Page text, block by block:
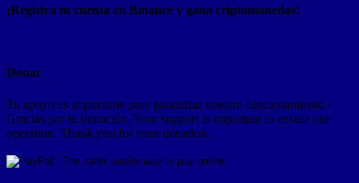
¡Registra tu cuenta en Binance y gana criptomonedas!
Donar
Tu apoyo es importante para garantizar nuestro funcionamiento /
Gracias por tu donación. Your support is important to ensure our
operation. Thank you for your donation.